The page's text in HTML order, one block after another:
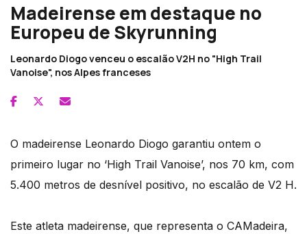
Madeirense em destaque no
Europeu de Skyrunning
Leonardo Diogo venceu o escalão V2H no "High Trail
Vanoise", nos Alpes franceses
O madeirense Leonardo Diogo garantiu ontem o
primeiro lugar no ‘High Trail Vanoise’, nos 70 km, com
5.400 metros de desnível positivo, no escalão de V2 H.
Este atleta madeirense, que representa o CAMadeira,